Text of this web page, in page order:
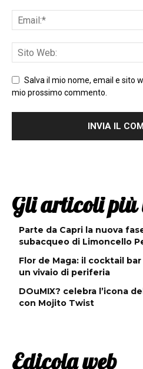
Salva il mio nome, email e sito
mio prossimo commento.
Gli articoli più
Parte da Capri la nuova
subacqueo di Limoncello
Flor de Maga: il cocktail
un vivaio di periferia
DOuMIX? celebra l’icona
con Mojito Twist
Edicola web